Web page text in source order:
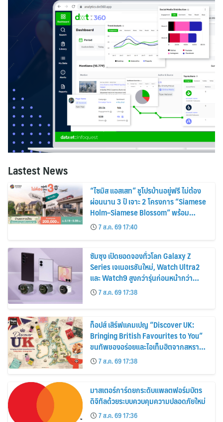
Lastest News
“ไซมิส แอสเสท” ชูโปรบ้านอยู่ฟรี ไม่ต้อง
ผ่อนนาน 3 ปี เจาะ 2 โครงการ “Siamese
Holm–Siamese Blossom” พร้อม
ส่วนลดและสิทธิพิเศษถึง 31 สิงหาคม
2569
7 ส.ค. 69 17:40
ซัมซุง เปิดยอดจองทั่วโลก Galaxy Z
Series เจเนอเรชันใหม่, Watch Ultra2
และ Watch9 สูงกว่ารุ่นก่อนหน้ากว่า
30%7 ส.ค. 69 17:38
ท็อปส์ เสิร์ฟแคมเปญ “Discover UK:
Bringing British Favourites to You”
ขนทัพของอร่อยและไอเท็มฮิตจากสหราช
อาณาจักร ส่งตรงถึงมือตั้งแต่วันนี้ – 18
สิงหาคมนี้
7 ส.ค. 69 17:38
มาสเตอร์การ์ดยกระดับแพลตฟอร์มบัตร
ดิจิทัลด้วยระบบควบคุมความปลอดภัยใหม่
7 ส.ค. 69 17:36